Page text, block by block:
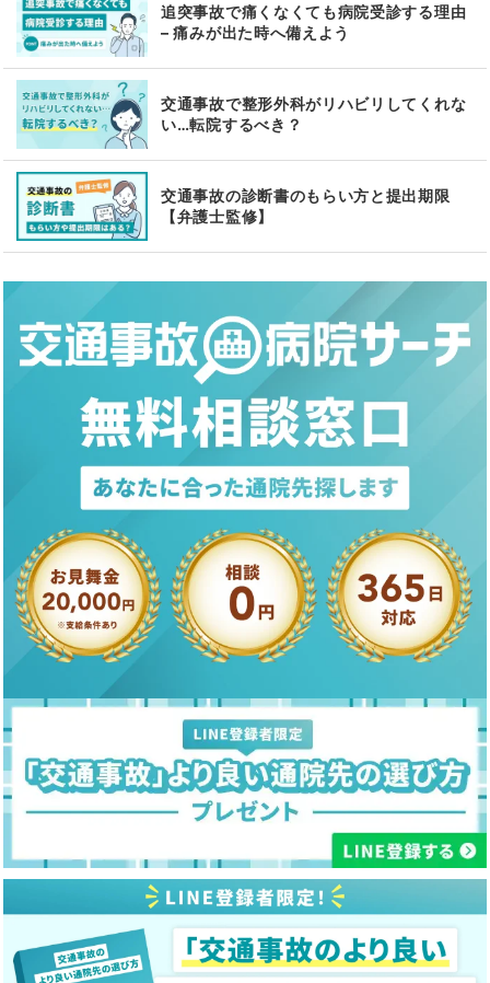
追突事故で痛くなくても病院受診する理由
– 痛みが出た時へ備えよう
交通事故で整形外科がリハビリしてくれな
い…転院するべき？
交通事故の診断書のもらい方と提出期限
【弁護士監修】